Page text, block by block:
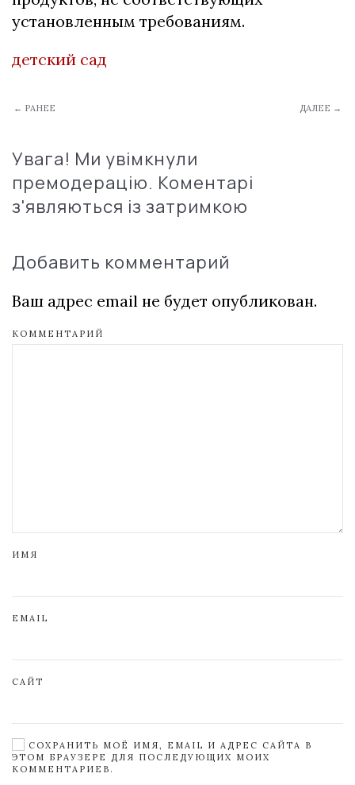
установленным требованиям.
детский сад
← РАНЕЕ ДАЛЕЕ →
Увага! Ми увімкнули
премодерацію. Коментарі
з'являються із затримкою
Добавить комментарий
Ваш адрес email не будет опубликован.
КОММЕНТАРИЙ
ИМЯ
EMAIL
САЙТ
СОХРАНИТЬ МОЁ ИМЯ, EMAIL И АДРЕС САЙТА В
ЭТОМ БРАУЗЕРЕ ДЛЯ ПОСЛЕДУЮЩИХ МОИХ
КОММЕНТАРИЕВ.